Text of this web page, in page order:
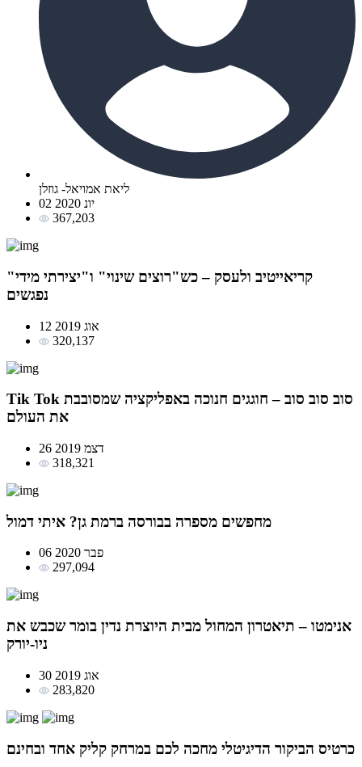
ליאת אמויאל- גוזלן
02 יונ 2020
367,203
קריאייטיב ולעסק – כש"רוצים שינוי" ו"יצירתי מידי"
נפגשים
12 אוג 2019
320,137
Tik Tok סוב סוב סוב – חוגגים חנוכה באפליקציה שמסובבת
את העולם
26 דצמ 2019
318,321
מחפשים מספרה בבורסה ברמת גן? איתי דמול
06 פבר 2020
297,094
אנימטו – תיאטרון המחול מבית היוצרת נדין בומר שכבש את
ניו-יורק
30 אוג 2019
283,820
כרטיס הביקור הדיגיטלי מחכה לכם במרחק קליק אחד ובחינם